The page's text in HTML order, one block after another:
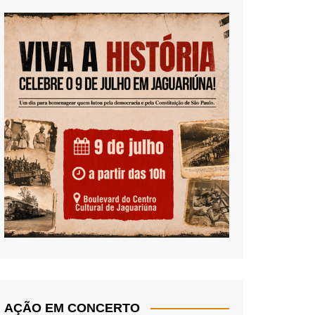
AÇÃO EM CONCERTO